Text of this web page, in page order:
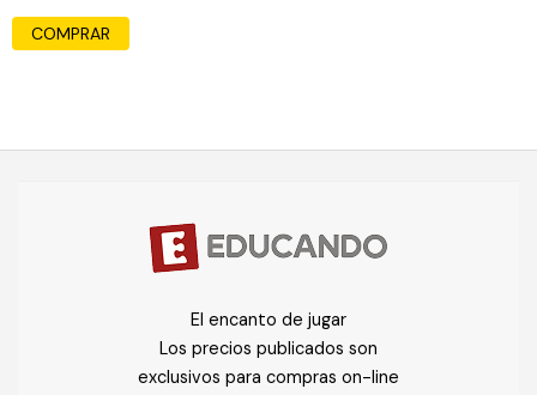
COMPRAR
El encanto de jugar
Los precios publicados son
exclusivos para compras on-line